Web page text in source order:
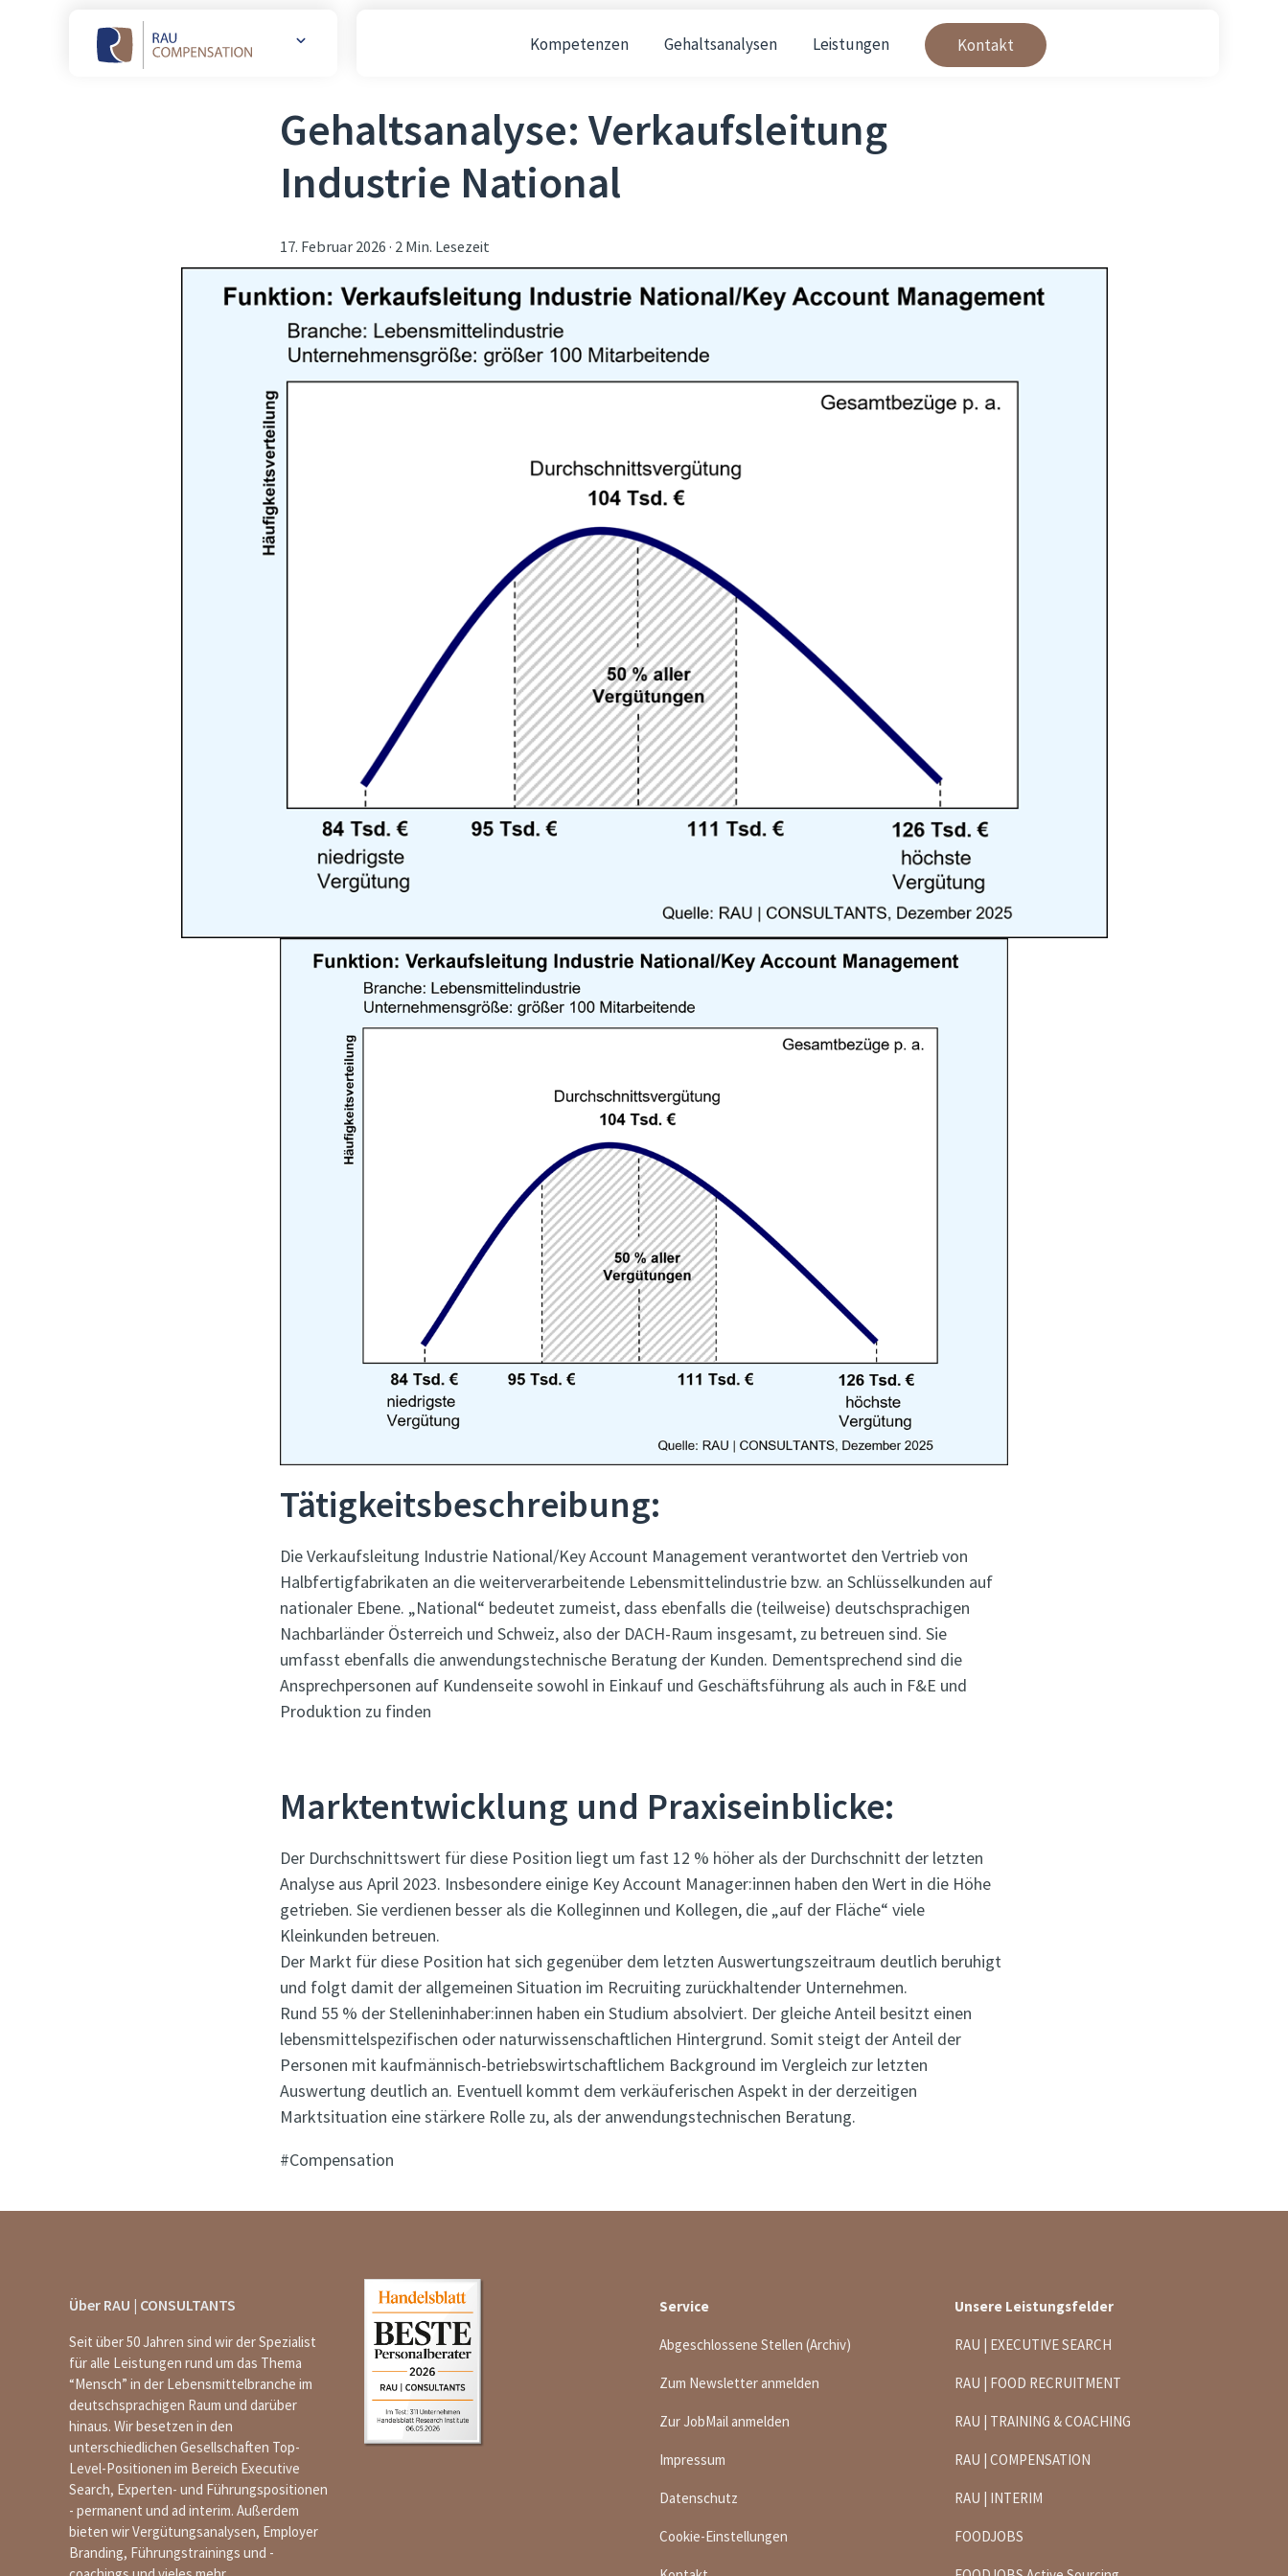
Weitere Kompetenzen Gehaltsanalysen Leistungen Kontakt
Gehaltsanalyse: Verkaufsleitung
Industrie National
17. Februar 2026 · 2 Min. Lesezeit
Tätigkeitsbeschreibung:
Die Verkaufsleitung Industrie National/Key Account Management verantwortet den Vertrieb von
Halbfertigfabrikaten an die weiterverarbeitende Lebensmittelindustrie bzw. an Schlüsselkunden auf
nationaler Ebene. „National“ bedeutet zumeist, dass ebenfalls die (teilweise) deutschsprachigen
Nachbarländer Österreich und Schweiz, also der DACH-Raum insgesamt, zu betreuen sind. Sie
umfasst ebenfalls die anwendungstechnische Beratung der Kunden. Dementsprechend sind die
Ansprechpersonen auf Kundenseite sowohl in Einkauf und Geschäftsführung als auch in F&E und
Produktion zu finden
Marktentwicklung und Praxiseinblicke:
Der Durchschnittswert für diese Position liegt um fast 12 % höher als der Durchschnitt der letzten
Analyse aus April 2023. Insbesondere einige Key Account Manager:innen haben den Wert in die Höhe
getrieben. Sie verdienen besser als die Kolleginnen und Kollegen, die „auf der Fläche“ viele
Kleinkunden betreuen.
Der Markt für diese Position hat sich gegenüber dem letzten Auswertungszeitraum deutlich beruhigt
und folgt damit der allgemeinen Situation im Recruiting zurückhaltender Unternehmen.
Rund 55 % der Stelleninhaber:innen haben ein Studium absolviert. Der gleiche Anteil besitzt einen
lebensmittelspezifischen oder naturwissenschaftlichen Hintergrund. Somit steigt der Anteil der
Personen mit kaufmännisch-betriebswirtschaftlichem Background im Vergleich zur letzten
Auswertung deutlich an. Eventuell kommt dem verkäuferischen Aspekt in der derzeitigen
Marktsituation eine stärkere Rolle zu, als der anwendungstechnischen Beratung.
Compensation
Über RAU | CONSULTANTS
Seit über 50 Jahren sind wir der Spezialist
für alle Leistungen rund um das Thema
“Mensch” in der Lebensmittelbranche im
deutschsprachigen Raum und darüber
hinaus. Wir besetzen in den
unterschiedlichen Gesellschaften Top-
Level-Positionen im Bereich Executive
Search, Experten- und Führungspositionen
- permanent und ad interim. Außerdem
bieten wir Vergütungsanalysen, Employer
Branding, Führungstrainings und -
Service
Abgeschlossene Stellen (Archiv)
Zum Newsletter anmelden
Zur JobMail anmelden
Impressum
Datenschutz
Cookie-Einstellungen
Unsere Leistungsfelder
RAU | EXECUTIVE SEARCH
RAU | FOOD RECRUITMENT
RAU | TRAINING & COACHING
RAU | COMPENSATION
RAU | INTERIM
FOODJOBS